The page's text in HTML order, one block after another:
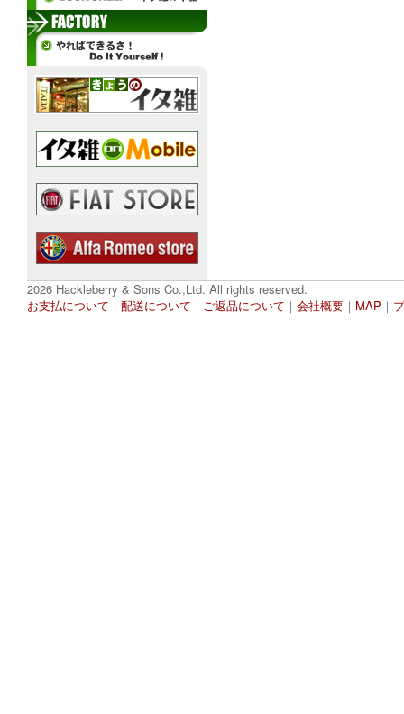
2026 Hackleberry & Sons Co.,Ltd. All rights reserved.
お支払について ｜ 配送について ｜ ご返品について ｜ 会社概要 ｜ MAP ｜